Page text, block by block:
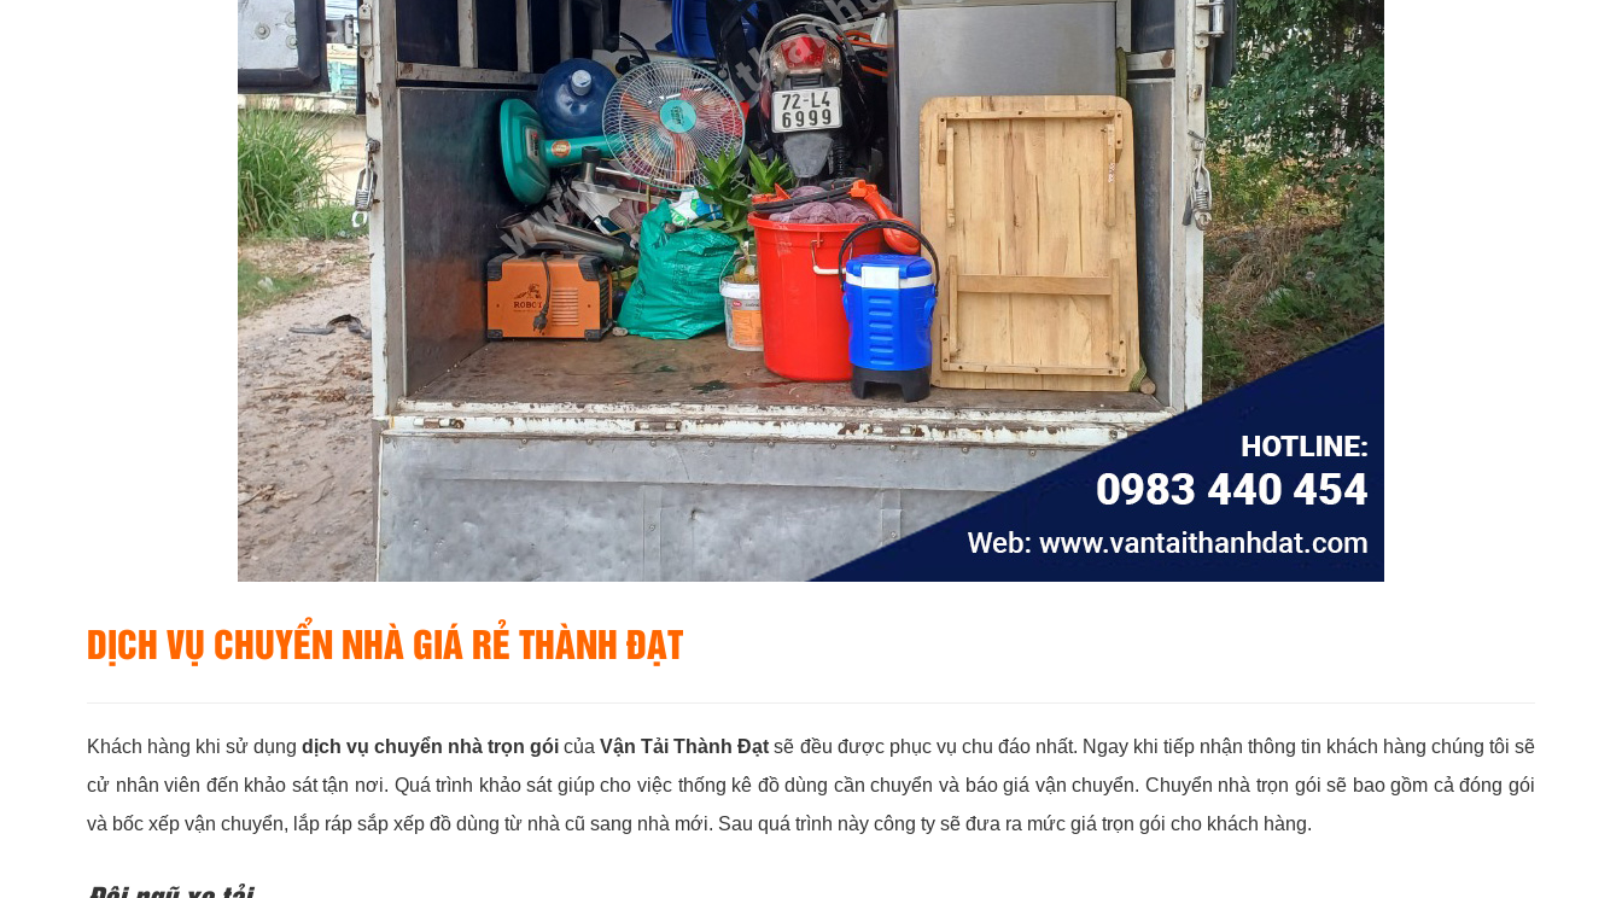
DỊCH VỤ CHUYỂN NHÀ GIÁ RẺ THÀNH ĐẠT
Khách hàng khi sử dụngdịch vụ chuyển nhà trọn gói củaVận Tải Thành Đạt sẽ đều được phục vụ chu đáo nhất. Ngay khi tiếp nhận thông tin khách hàng chúng tôi sẽ
cử nhân viên đến khảo sát tận nơi. Quá trình khảo sát giúp cho việc thống kê đồ dùng cần chuyển và báo giá vận chuyển. Chuyển nhà trọn gói sẽ bao gồm cả đóng gói
và bốc xếp vận chuyển, lắp ráp sắp xếp đồ dùng từ nhà cũ sang nhà mới. Sau quá trình này công ty sẽ đưa ra mức giá trọn gói cho khách hàng.